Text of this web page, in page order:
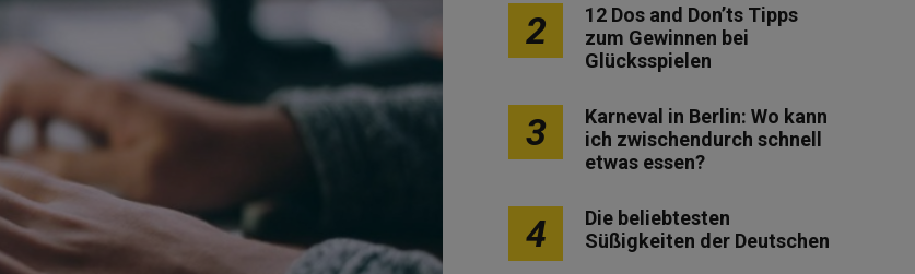
2
12 Dos and Don’ts Tipps
zum Gewinnen bei
Glücksspielen
3
Karneval in Berlin: Wo kann
ich zwischendurch schnell
etwas essen?
4
Die beliebtesten
Süßigkeiten der Deutschen